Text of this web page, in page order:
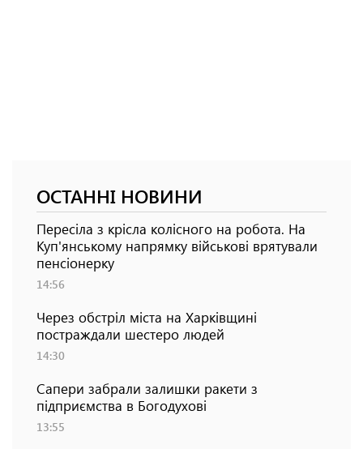
ОСТАННІ НОВИНИ
Пересіла з крісла колісного на робота. На
Куп'янському напрямку військові врятували
пенсіонерку
14:56
Через обстріл міста на Харківщині
постраждали шестеро людей
14:30
Сапери забрали залишки ракети з
підприємства в Богодухові
13:55